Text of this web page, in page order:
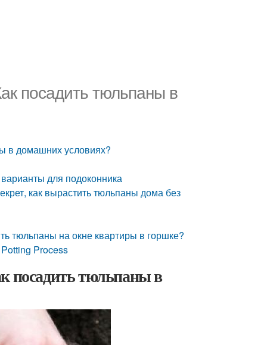
посадить тюльпаны в
в домашних условиях?
для подоконника
как вырастить тюльпаны дома без
тюльпаны на окне квартиры в горшке?
Process
посадить тюльпаны в